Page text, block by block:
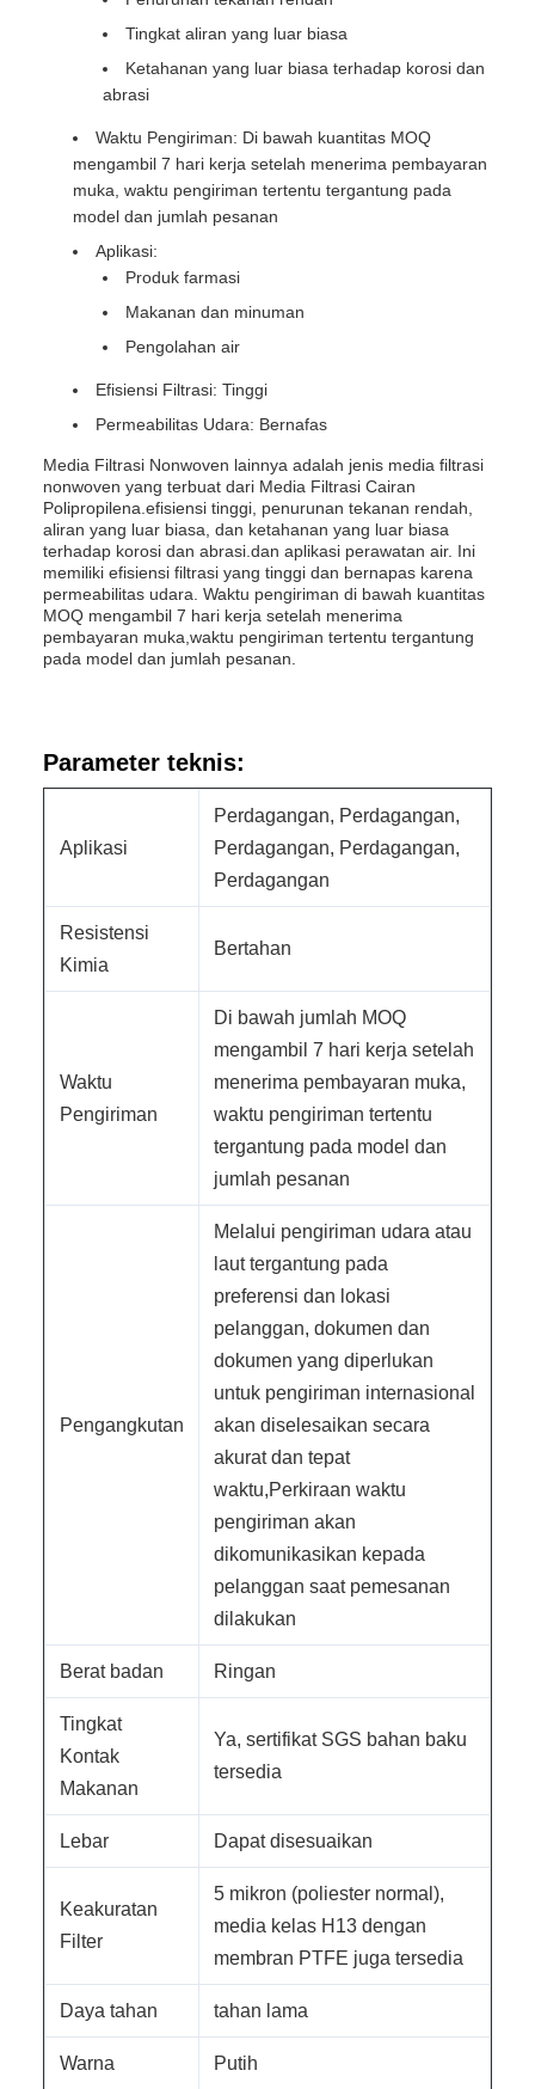
Tingkat aliran yang luar biasa
Ketahanan yang luar biasa terhadap korosi dan
abrasi
Waktu Pengiriman: Di bawah kuantitas MOQ
mengambil 7 hari kerja setelah menerima pembayaran
muka, waktu pengiriman tertentu tergantung pada
model dan jumlah pesanan
Aplikasi:
Produk farmasi
Makanan dan minuman
Pengolahan air
Efisiensi Filtrasi: Tinggi
Permeabilitas Udara: Bernafas
Media Filtrasi Nonwoven lainnya adalah jenis media filtrasi
nonwoven yang terbuat dari Media Filtrasi Cairan
Polipropilena.efisiensi tinggi, penurunan tekanan rendah,
aliran yang luar biasa, dan ketahanan yang luar biasa
terhadap korosi dan abrasi.dan aplikasi perawatan air. Ini
memiliki efisiensi filtrasi yang tinggi dan bernapas karena
permeabilitas udara. Waktu pengiriman di bawah kuantitas
MOQ mengambil 7 hari kerja setelah menerima
pembayaran muka,waktu pengiriman tertentu tergantung
pada model dan jumlah pesanan.
Parameter teknis:
Aplikasi
Perdagangan, Perdagangan,
Perdagangan, Perdagangan,
Perdagangan
Resistensi
Kimia
Bertahan
Waktu
Pengiriman
Di bawah jumlah MOQ
mengambil 7 hari kerja setelah
menerima pembayaran muka,
waktu pengiriman tertentu
tergantung pada model dan
jumlah pesanan
Pengangkutan
Melalui pengiriman udara atau
laut tergantung pada
preferensi dan lokasi
pelanggan, dokumen dan
dokumen yang diperlukan
untuk pengiriman internasional
akan diselesaikan secara
akurat dan tepat
waktu,Perkiraan waktu
pengiriman akan
dikomunikasikan kepada
pelanggan saat pemesanan
dilakukan
Berat badan Ringan
Tingkat
Kontak
Makanan
Ya, sertifikat SGS bahan baku
tersedia
Lebar Dapat disesuaikan
Keakuratan
Filter
5 mikron (poliester normal),
media kelas H13 dengan
membran PTFE juga tersedia
Daya tahan tahan lama
Warna Putih